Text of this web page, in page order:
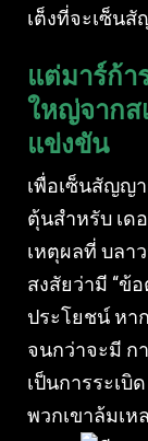
เต็งที่จะเซ็น
แต่มาร์ก้า
ใหญ่จากส
แข่งขัน
เพื่อเซ็นสัญญ
ตุ้นสําหรับ เด
เหตุผลที่ บลา
สงสัยว่ามี “ข้
ประโยชน์ หา
จนกว่าจะมี ก
เป็นการระเบิ
พวกเขาล้มเห